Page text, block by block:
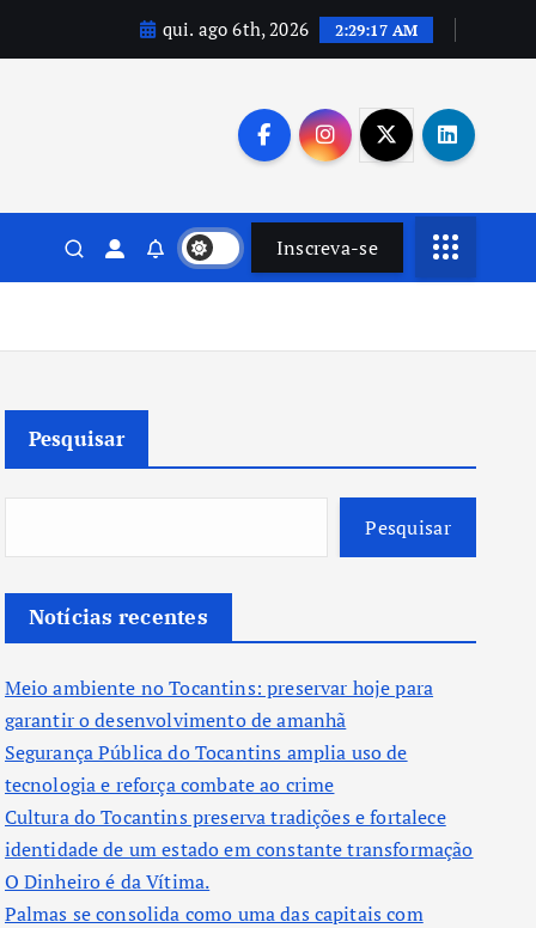
qui. ago 6th, 2026 2:29:19 AM
Inscreva-se
Pesquisar
Pesquisar
Notícias recentes
Meio ambiente no Tocantins: preservar hoje para
garantir o desenvolvimento de amanhã
Segurança Pública do Tocantins amplia uso de
tecnologia e reforça combate ao crime
Cultura do Tocantins preserva tradições e fortalece
identidade de um estado em constante transformação
O Dinheiro é da Vítima.
Palmas se consolida como uma das capitais com